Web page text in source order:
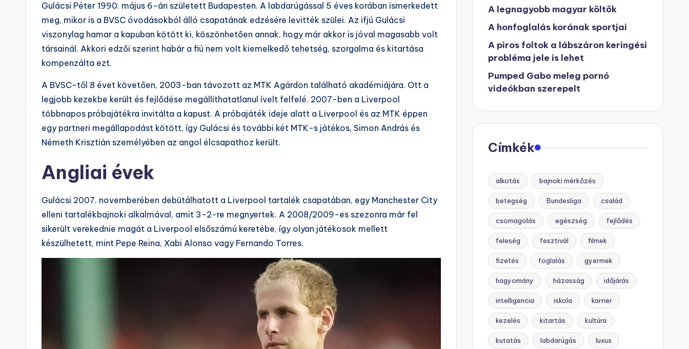
Gulácsi Péter 1990. május 6-án született Budapesten. A labdarúgással 5 éves korában ismerkedett
meg, mikor is a BVSC óvodásokból álló csapatának edzésére levitték szülei. Az ifjú Gulácsi
viszonylag hamar a kapuban kötött ki, köszönhetően annak, hogy már akkor is jóval magasabb volt
társainál. Akkori edzői szerint habár a fiú nem volt kiemelkedő tehetség, szorgalma és kitartása
kompenzálta ezt.
A BVSC-től 8 évet követően, 2003-ban távozott az MTK Agárdon található akadémiájára. Ott a
legjobb kezekbe került és fejlődése megállíthatatlanul ívelt felfelé. 2007-ben a Liverpool
többnapos próbajátékra invitálta a kapust. A próbajáték ideje alatt a Liverpool és az MTK éppen
egy partneri megállapodást kötött, így Gulácsi és további két MTK-s játékos, Simon András és
Németh Krisztián személyében az angol élcsapathoz került.
Angliai évek
Gulácsi 2007. novemberében debütálhatott a Liverpool tartalék csapatában, egy Manchester City
elleni tartalékbajnoki alkalmával, amit 3-2-re megnyertek. A 2008/2009-es szezonra már fel
sikerült verekednie magát a Liverpool elsőszámú keretébe, így olyan játékosok mellett
készülhetett, mint Pepe Reina, Xabi Alonso vagy Fernando Torres.
A legnagyobb magyar költők
A honfoglalás korának sportjai
A piros foltok a lábszáron keringési
probléma jele is lehet
Pumped Gabo meleg pornó
videókban szerepelt
Címkék
alkotás bajnoki mérkőzés
betegség Bundesliga család
csomagolás egészség fejlődés
feleség fesztivál filmek
fizetés foglalás gyermek
hagyomány házasság időjárás
intelligencia iskola karrier
kezelés kitartás kultúra
kutatás labdarúgás luxus